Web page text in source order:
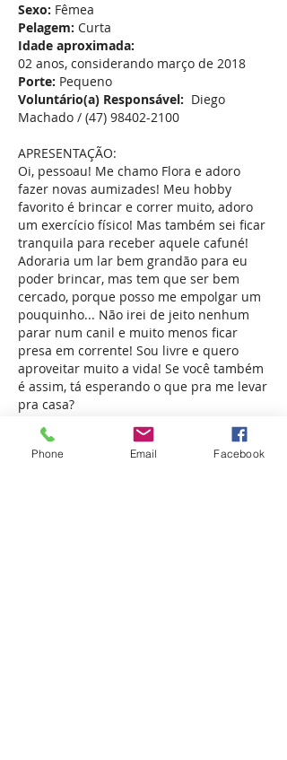
Sexo: Fêmea
Pelagem: Curta
Idade aproximada:
02 anos, considerando março de 2018
Porte: Pequeno
Voluntário(a) Responsável: Diego
Machado / (47) 98402-2100
APRESENTAÇÃO:
Oi, pessoau! Me chamo Flora e adoro
fazer novas aumizades! Meu hobby
favorito é brincar e correr muito, adoro
um exercício físico! Mas também sei ficar
tranquila para receber aquele cafuné!
Adoraria um lar bem grandão para eu
poder brincar, mas tem que ser bem
cercado, porque posso me empolgar um
pouquinho... Não irei de jeito nenhum
parar num canil e muito menos ficar
presa em corrente! Sou livre e quero
aproveitar muito a vida! Se você também
é assim, tá esperando o que pra me levar
pra casa?
Afiliada ao:
Phone Email Facebook